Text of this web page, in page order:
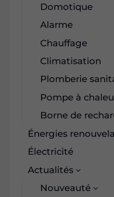
Domotique
Alarme
Chauffage
Climatisation
Plomberie
Pompe à
Borne de
Énergies
Électricité
Actualités
Nouveauté